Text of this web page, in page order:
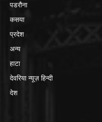
पडरौना
कसया
प्रदेश
अन्य
हाटा
देवरिया न्यूज़ हिन्दी
देश